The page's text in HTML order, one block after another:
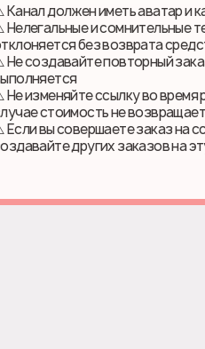
Канал должен иметь аватар и
Нелегальные и сомнительные
без возврата
Не создавайте повторный
Не изменяйте ссылку во время
стоимость не
Если вы совершаете заказ на
других заказов на